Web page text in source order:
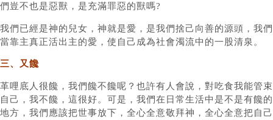
們豈不也是惡獸，是充滿罪惡的獸嗎?
我們已經是神的兒女，神就是愛，是我們捨己向善的源頭，我們
當靠主真正活出主的愛，使自己成為社會濁流中的一股清泉。
三、又饞
革哩底人很饞，我們饞不饞呢？也許有人會說，對吃食我能管束
自己，我不饞，這很好。可是，我們在日常生活中是不是有饞的
地方，我們應該把世事放下，全心全意敬拜神，全心全意把自己